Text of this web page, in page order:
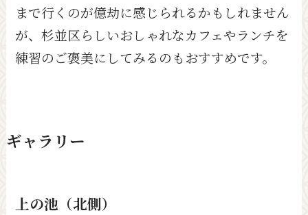
まで行くのが億劫に感じられるかもしれません
が、杉並区らしいおしゃれなカフェやランチを
練習のご褒美にしてみるのもおすすめです。
ギャラリー
上の池（北側）